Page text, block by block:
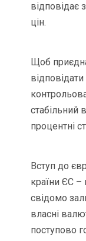
відповідає
цін.
Щоб
стабільний
процентні
Вступ до
країни ЄС –
свідомо
власні
поступово